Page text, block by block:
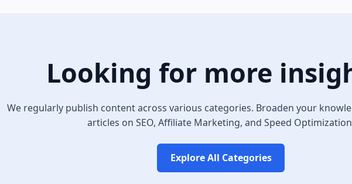
อกรางวัลที่น่าสนใจ
เสี่ยงโชคในงวดต่อLooking for more
We regularly publish content across various categories. Broaden your
articles on SEO, Affiliate Marketing, and Speed
Explore All Categories